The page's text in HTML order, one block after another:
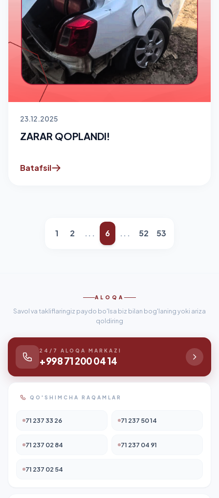
23.12.2025
ZARAR QOPLANDI!
Batafsil
1 2 ... 6 ... 52 53
ALOQA
Savol va takliflaringiz paydo bo'lsa biz bilan bog'laning yoki ariza
qoldiring
24/7 ALOQA MARKAZI
+998 71 200 04 14
QO'SHIMCHA RAQAMLAR
71 237 33 26 71 237 50 14
71 237 02 84 71 237 04 91
71 237 02 54